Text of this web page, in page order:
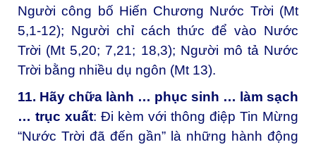
Người công bố Hiến Chương Nước Trời (Mt
5,1-12); Người chỉ cách thức để vào Nước
Trời (Mt 5,20; 7,21; 18,3); Người mô tả Nước
Trời bằng nhiều dụ ngôn (Mt 13).
11. Hãy chữa lành … phục sinh … làm sạch
… trục xuất: Đi kèm với thông điệp Tin Mừng
“Nước Trời đã đến gần” là những hành động